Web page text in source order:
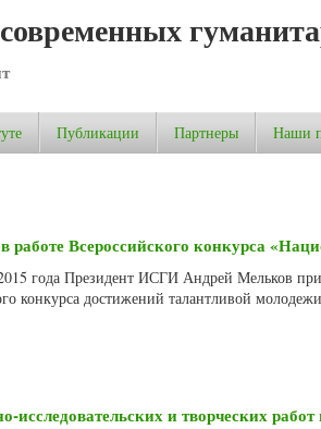
Публикации Партнеры Наши
Всероссийского конкурса
года Президент ИСГИ Андрей Мельков
конкурса достижений талантливой
исследовательских и творческих